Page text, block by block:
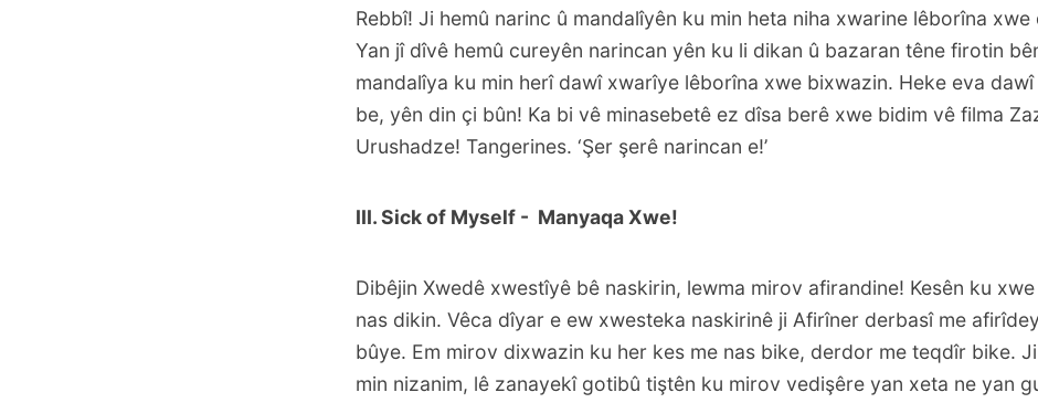
Rebbî! Ji hemû narinc û mandalîyên ku min heta niha xwarine lêborîna xwe
Yan jî dîvê hemû cureyên narincan yên ku li dikan û bazaran têne firotin
mandalîya ku min herî dawî xwarîye lêborîna xwe bixwazin. Heke eva dawî
be, yên din çi bûn! Ka bi vê minasebetê ez dîsa berê xwe bidim vê filma
Urushadze! Tangerines. ‘Şer şerê narincan e!’
III. Sick of Myself - Manyaqa Xwe!
Dibêjin Xwedê xwestîyê bê naskirin, lewma mirov afirandine! Kesên ku
nas dikin. Vêca dîyar e ew xwesteka naskirinê ji Afirîner derbasî me
bûye. Em mirov dixwazin ku her kes me nas bike, derdor me teqdîr bike.
min nizanim, lê zanayekî gotibû tiştên ku mirov vedişêre yan xeta ne yan